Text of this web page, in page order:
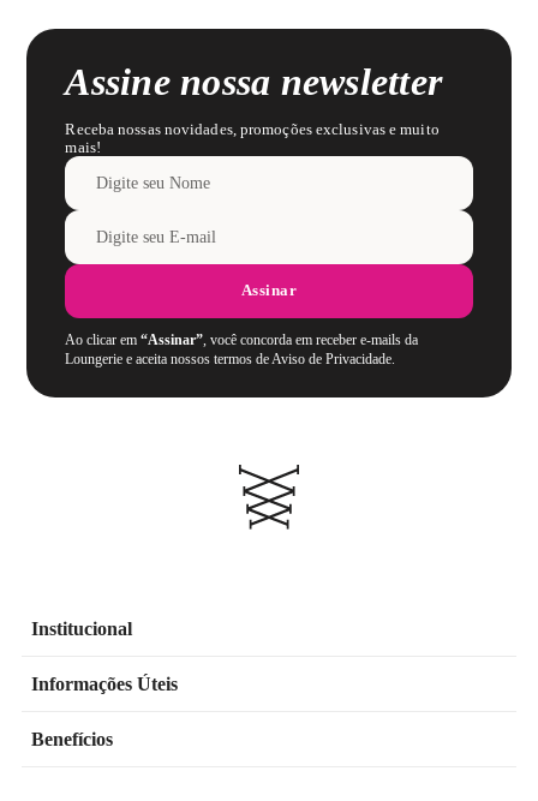
Assine nossa newsletter
Receba nossas novidades, promoções exclusivas e muito
mais!
Assinar
Ao clicar em“Assinar”, você concorda em receber e-mails da
Loungerie e aceita nossos termos de Aviso de Privacidade.
Institucional
Informações Úteis
Benefícios